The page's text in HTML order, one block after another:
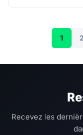
1 2
Recevez les